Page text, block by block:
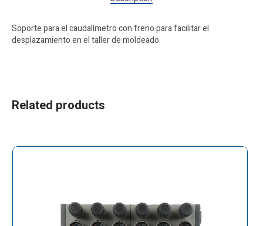
Soporte para el caudalímetro con freno para facilitar el
desplazamiento en el taller de moldeado.
Related products